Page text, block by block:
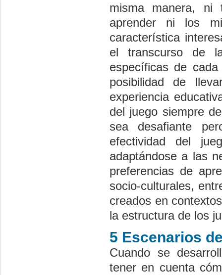
misma manera, ni
aprender ni los
característica
el transcurso de
específicas de
posibilidad de
experiencia
del juego siempre
sea desafiante
efectividad del
adaptándose a las
preferencias de
socio-culturales,
creados en
la estructura de los
5 Escenarios
Cuando se
tener en cuenta